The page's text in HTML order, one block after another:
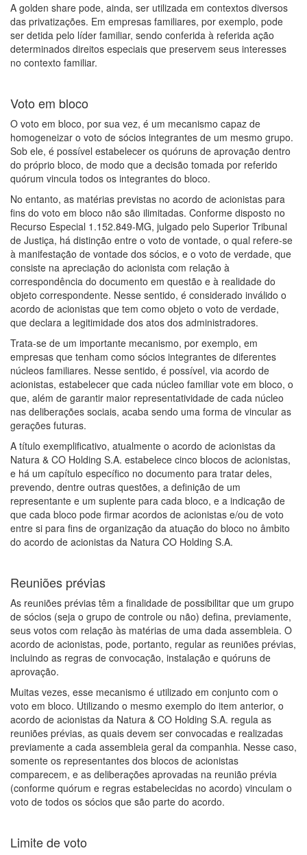
A golden share pode, ainda, ser utilizada em contextos diversos
das privatizações. Em empresas familiares, por exemplo, pode
ser detida pelo líder familiar, sendo conferida à referida ação
determinados direitos especiais que preservem seus interesses
no contexto familiar.
Voto em bloco
O voto em bloco, por sua vez, é um mecanismo capaz de
homogeneizar o voto de sócios integrantes de um mesmo grupo.
Sob ele, é possível estabelecer os quóruns de aprovação dentro
do próprio bloco, de modo que a decisão tomada por referido
quórum vincula todos os integrantes do bloco.
No entanto, as matérias previstas no acordo de acionistas para
fins do voto em bloco não são ilimitadas. Conforme disposto no
Recurso Especial 1.152.849-MG, julgado pelo Superior Tribunal
de Justiça, há distinção entre o voto de vontade, o qual refere-se
à manifestação de vontade dos sócios, e o voto de verdade, que
consiste na apreciação do acionista com relação à
correspondência do documento em questão e à realidade do
objeto correspondente. Nesse sentido, é considerado inválido o
acordo de acionistas que tem como objeto o voto de verdade,
que declara a legitimidade dos atos dos administradores.
Trata-se de um importante mecanismo, por exemplo, em
empresas que tenham como sócios integrantes de diferentes
núcleos familiares. Nesse sentido, é possível, via acordo de
acionistas, estabelecer que cada núcleo familiar vote em bloco, o
que, além de garantir maior representatividade de cada núcleo
nas deliberações sociais, acaba sendo uma forma de vincular as
gerações futuras.
A título exemplificativo, atualmente o acordo de acionistas da
Natura & CO Holding S.A. estabelece cinco blocos de acionistas,
e há um capítulo específico no documento para tratar deles,
prevendo, dentre outras questões, a definição de um
representante e um suplente para cada bloco, e a indicação de
que cada bloco pode firmar acordos de acionistas e/ou de voto
entre si para fins de organização da atuação do bloco no âmbito
do acordo de acionistas da Natura CO Holding S.A.
Reuniões prévias
As reuniões prévias têm a finalidade de possibilitar que um grupo
de sócios (seja o grupo de controle ou não) defina, previamente,
seus votos com relação às matérias de uma dada assembleia. O
acordo de acionistas, pode, portanto, regular as reuniões prévias,
incluindo as regras de convocação, instalação e quóruns de
aprovação.
Muitas vezes, esse mecanismo é utilizado em conjunto com o
voto em bloco. Utilizando o mesmo exemplo do item anterior, o
acordo de acionistas da Natura & CO Holding S.A. regula as
reuniões prévias, as quais devem ser convocadas e realizadas
previamente a cada assembleia geral da companhia. Nesse caso,
somente os representantes dos blocos de acionistas
comparecem, e as deliberações aprovadas na reunião prévia
(conforme quórum e regras estabelecidas no acordo) vinculam o
voto de todos os sócios que são parte do acordo.
Limite de voto